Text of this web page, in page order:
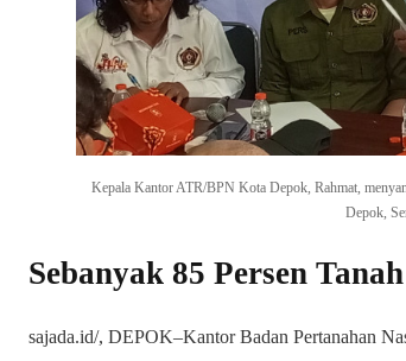
Kepala Kantor ATR/BPN Kota Depok, Rahmat,
Depok,
Sebanyak 85 Persen
sajada.id/, DEPOK–Kantor Badan Pertanahan